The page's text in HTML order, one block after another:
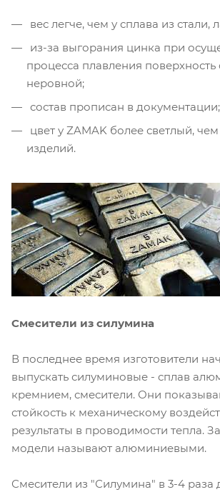
вес легче, чем у сплава из стали,
из-за выгорания цинка при
процесса плавления поверхность
неровной;
состав прописан в документации;
цвет у ZAMAK более светлый,
изделий.
Смесители из силумина
В последнее время изготовители
выпускать силуминовые - сплав
кремнием, смесители. Они
стойкость к механическому
результаты в проводимости тепла.
модели называют алюминиевыми.
Смесители из "Силумина" в 3-4 раза